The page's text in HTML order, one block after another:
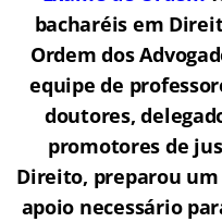
bacharéis em
Ordem dos
equipe de
doutores,
promotores de
Direito, preparou
apoio necessário